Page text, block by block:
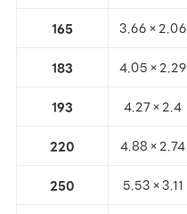
165 3.66×2.06
183 4.05×2.29
193 4.27×2.4
220 4.88×2.74
250 5.53×3.11